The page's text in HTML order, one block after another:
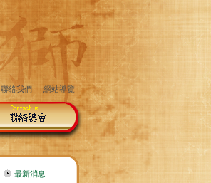
聯絡我們 網站導覽
最新消息